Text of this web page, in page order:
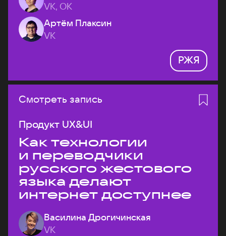
VK, ОК
Артём Плаксин
VK
РЖЯ
Смотреть запись
Продукт UX&UI
Как технологии
и переводчики
русского жестового
языка делают
интернет доступнее
Василина Дрогичинская
VK